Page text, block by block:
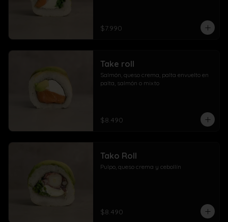
$7.990
Take roll
Salmón, queso crema, palta envuelto en
palta, salmón o mixto
$8.490
Tako Roll
Pulpo, queso crema y cebollín
$8.490